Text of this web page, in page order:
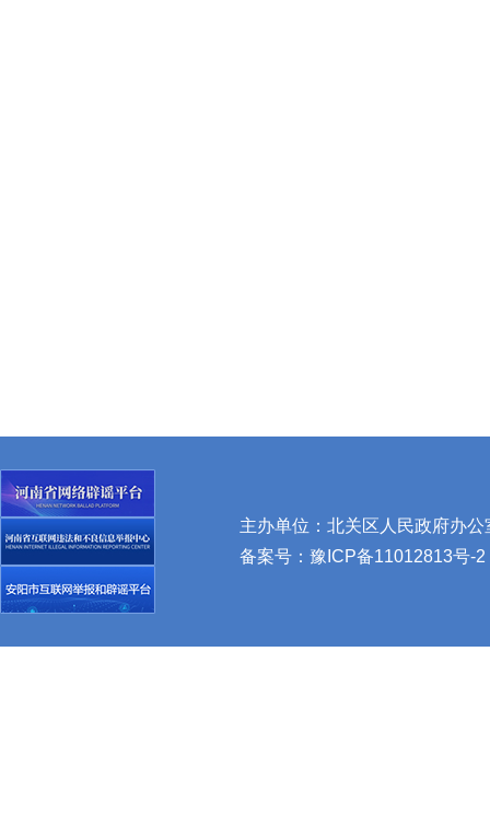
主办单位：北关区人民政府办
备案号： 豫ICP备11012813号-2